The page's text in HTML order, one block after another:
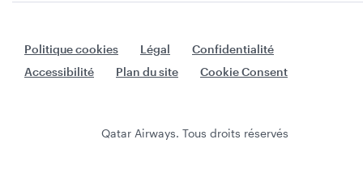
Politique cookies Légal
Confidentialité
Accessibilité
Plan du site Cookie Consent
Qatar Airways. Tous droits réservés